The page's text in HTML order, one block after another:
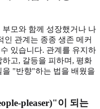
모와 함께 성장했거나 나
인 관계는 종종 생존 메커
있습니다. 관계를 유지하
고, 갈등을 피하며, 평화
"반향"하는 법을 배웠을
pleaser)"이 되는